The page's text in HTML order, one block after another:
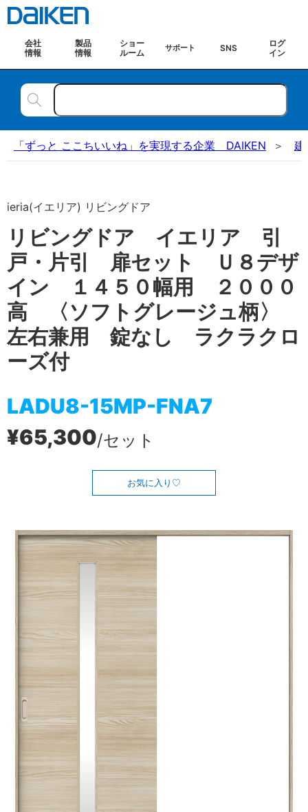
会社
情報
製品
情報
ショー
ルーム
サポート SNS
ログ
イン
「ずっと ここちいいね」を実現する企業 DAIKEN 建
ieria(イエリア) リビングドア
リビングドア イエリア 引
戸・片引 扉セット Ｕ８デザ
イン １４５０幅用 ２０００
高 〈ソフトグレージュ柄〉
左右兼用 錠なし ラクラクロ
ーズ付
LADU8-15MP-FNA7
¥65,300/セット
お気に入り